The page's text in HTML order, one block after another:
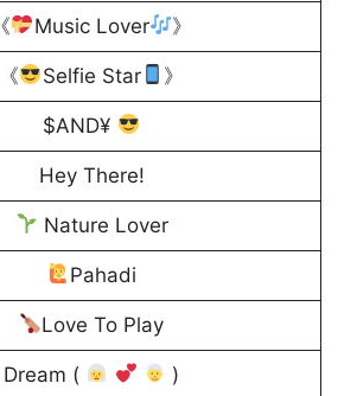
《 Music Lover 》
《 Selfie Star 》
$AND¥
Hey There!
Nature Lover
Pahadi
Love To Play
Dream ( )